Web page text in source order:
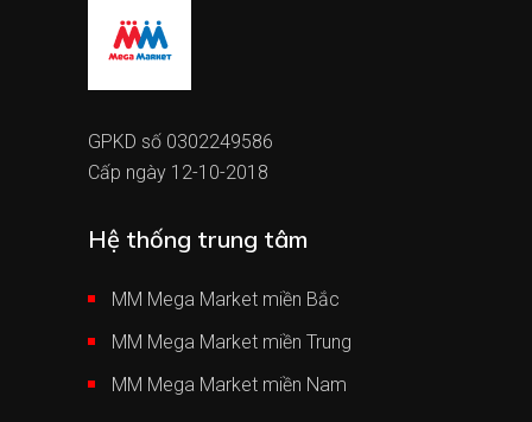
GPKD số 0302249586
Cấp ngày 12-10-2018
Hệ thống trung tâm
MM Mega Market miền Bắc
MM Mega Market miền Trung
MM Mega Market miền Nam